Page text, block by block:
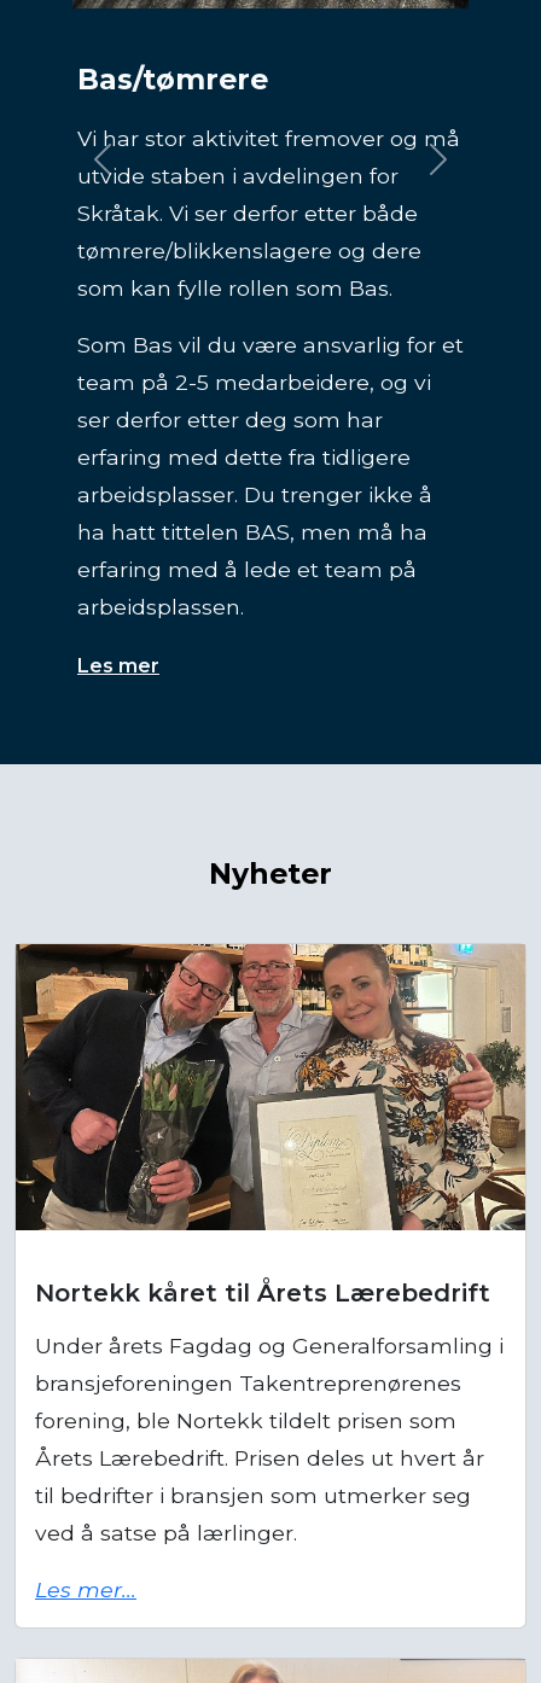
BAS flate tak og BAS
Vi er på jakt etter deg som kan fylle
rollen som enten BAS flate tak eller
BAS tømrer.
I rollen som BAS vil du være
ansvarlig for et team på 4-5
medarbeidere, og vi ser derfor etter
deg som har erfaring med dette fra
tidligere arbeidsplasser. Du trenger
ikke å ha hatt tittelen BAS, men må
ha erfaring med å lede et team på
arbeidsplassen.
Les mer
Previous Next
Under årets Fagdag og Generalforsamling i
bransjeforeningen Takentreprenørenes
forening, ble Nortekk tildelt prisen som
Årets Lærebedrift. Prisen deles ut hvert år
til bedrifter i bransjen som utmerker seg
ved å satse på lærlinger.
Les mer...